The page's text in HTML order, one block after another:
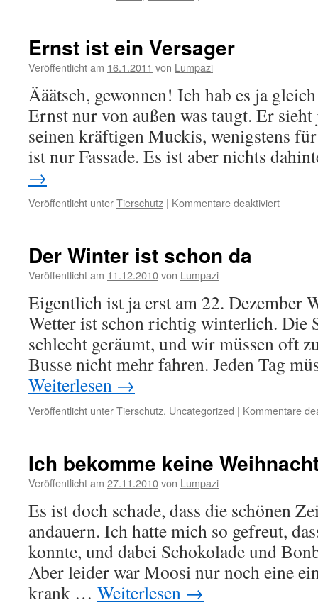
Ernst ist ein Versager
Veröffentlicht am 16.1.2011 von Lumpazi
Ääätsch, gewonnen! Ich hab es ja
Ernst nur von außen was taugt. Er
seinen kräftigen Muckis, wenigstens
ist nur Fassade. Es ist aber nichts
→
Veröffentlicht unterTierschutz | Kommentare deaktiviertfür
Der Winter ist schon da
Veröffentlicht am 11.12.2010von Lumpazi
Eigentlich ist ja erst am 22. Dezember
Wetter ist schon richtig winterlich. Die
schlecht geräumt, und wir müssen oft
Busse nicht mehr fahren. Jeden Tag
Weiterlesen →
Veröffentlicht unterTierschutz, Uncategorized | Kommentare
Ich bekomme keine
Veröffentlicht am 27.11.2010von Lumpazi
Es ist doch schade, dass die schönen
andauern. Ich hatte mich so gefreut,
konnte, und dabei Schokolade und
Aber leider war Moosi nur noch eine
krank … Weiterlesen →